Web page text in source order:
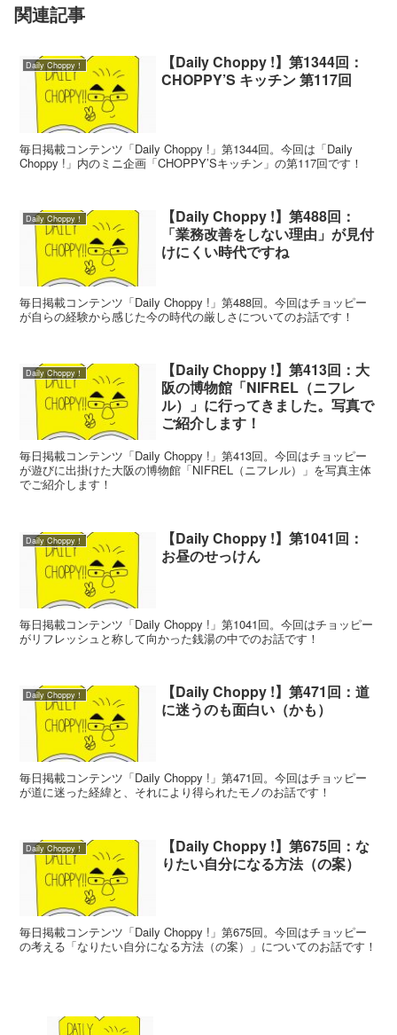
関連記事
Daily Choppy！
【Daily Choppy !】第1344回：
CHOPPY’S キッチン 第117回
毎日掲載コンテンツ「Daily Choppy !」第1344回。今回は「Daily
Choppy !」内のミニ企画「CHOPPY’Sキッチン」の第117回です！
Daily Choppy！
【Daily Choppy !】第488回：
「業務改善をしない理由」が見付
けにくい時代ですね
毎日掲載コンテンツ「Daily Choppy !」第488回。今回はチョッピー
が自らの経験から感じた今の時代の厳しさについてのお話です！
Daily Choppy！
【Daily Choppy !】第413回：大
阪の博物館「NIFREL（ニフレ
ル）」に行ってきました。写真で
ご紹介します！
毎日掲載コンテンツ「Daily Choppy !」第413回。今回はチョッピー
が遊びに出掛けた大阪の博物館「NIFREL（ニフレル）」を写真主体
でご紹介します！
Daily Choppy！
【Daily Choppy !】第1041回：
お昼のせっけん
毎日掲載コンテンツ「Daily Choppy !」第1041回。今回はチョッピー
がリフレッシュと称して向かった銭湯の中でのお話です！
Daily Choppy！
【Daily Choppy !】第471回：道
に迷うのも面白い（かも）
毎日掲載コンテンツ「Daily Choppy !」第471回。今回はチョッピー
が道に迷った経緯と、それにより得られたモノのお話です！
Daily Choppy！
【Daily Choppy !】第675回：な
りたい自分になる方法（の案）
毎日掲載コンテンツ「Daily Choppy !」第675回。今回はチョッピー
の考える「なりたい自分になる方法（の案）」についてのお話です！